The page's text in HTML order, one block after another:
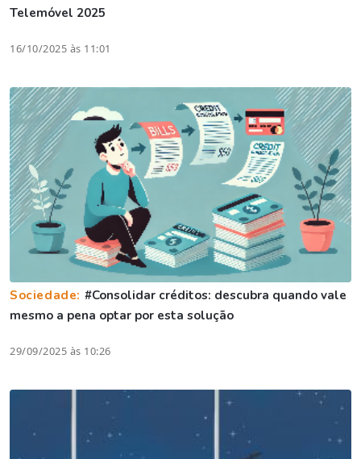
Telemóvel 2025
16/10/2025 às 11:01
Sociedade: #Consolidar créditos: descubra quando vale
mesmo a pena optar por esta solução
29/09/2025 às 10:26